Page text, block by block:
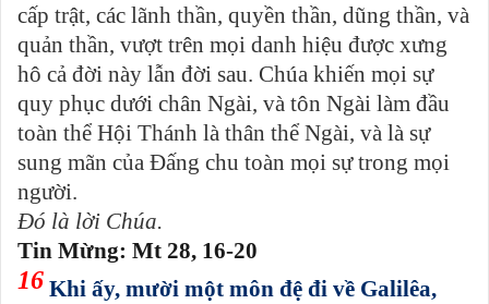
cấp trật, các lãnh thần, quyền thần, dũng thần, và
quản thần, vượt trên mọi danh hiệu được xưng
hô cả đời này lẫn đời sau. Chúa khiến mọi sự
quy phục dưới chân Ngài, và tôn Ngài làm đầu
toàn thể Hội Thánh là thân thể Ngài, và là sự
sung mãn của Đấng chu toàn mọi sự trong mọi
người.
Đó là lời Chúa.
Tin Mừng: Mt 28, 16-20
16 Khi ấy, mười một môn đệ đi về Galilêa,